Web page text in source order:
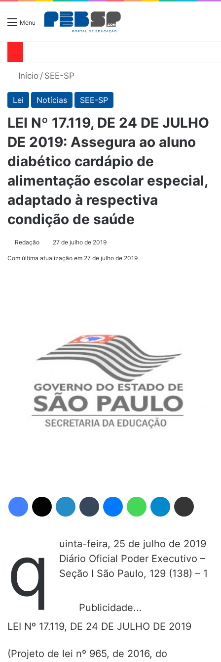
Menu
Início / SEE-SP
Lei Notícias SEE-SP
LEI Nº 17.119, DE 24 DE JULHO
DE 2019: Assegura ao aluno
diabético cardápio de
alimentação escolar especial,
adaptado à respectiva
condição de saúde
Redação 27 de julho de 2019
Com última atualização em 27 de julho de 2019
q
uinta-feira, 25 de julho de 2019
Diário Oficial Poder Executivo –
Seção I São Paulo, 129 (138) – 1
Publicidade...
LEI Nº 17.119, DE 24 DE JULHO DE 2019
(Projeto de lei nº 965, de 2016, do